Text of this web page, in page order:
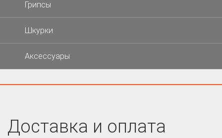
Грипсы
Шкурки
Аксессуары
Доставка и оплата